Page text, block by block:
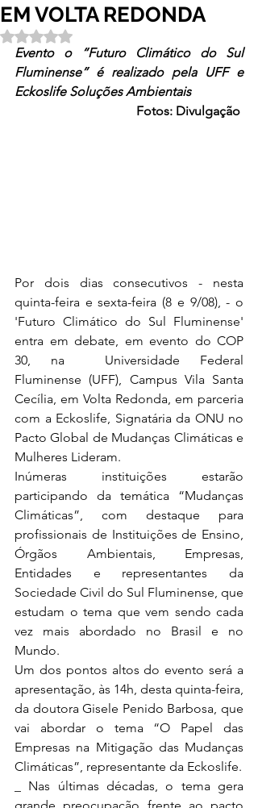
EM VOLTA REDONDA
Avaliado com NaN de 5 estrelas.
Evento o “Futuro Climático do Sul
Fluminense” é realizado pela UFF e
Eckoslife Soluções Ambientais
Fotos: Divulgação
Por dois dias consecutivos - nesta
quinta-feira e sexta-feira (8 e 9/08), - o
'Futuro Climático do Sul Fluminense'
entra em debate, em evento do COP
30, na  Universidade Federal
Fluminense (UFF), Campus Vila Santa
Cecília, em Volta Redonda, em parceria
com a Eckoslife, Signatária da ONU no
Pacto Global de Mudanças Climáticas e
Mulheres Lideram.
Inúmeras instituições estarão
participando da temática “Mudanças
Climáticas”, com destaque para
profissionais de Instituições de Ensino,
Órgãos Ambientais, Empresas,
Entidades e representantes da
Sociedade Civil do Sul Fluminense, que
estudam o tema que vem sendo cada
vez mais abordado no Brasil e no
Mundo.
Um dos pontos altos do evento será a
apresentação, às 14h, desta quinta-feira,
da doutora Gisele Penido Barbosa, que
vai abordar o tema “O Papel das
Empresas na Mitigação das Mudanças
_ Nas últimas décadas, o tema gera